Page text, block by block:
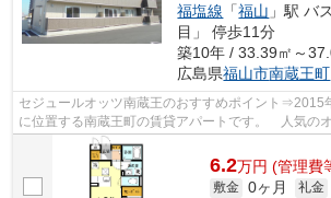
福塩線 「福山 」駅 バ
目」 停歩11分
築10年 / 33.39㎡～
広島県福山市南蔵王町
セジュールオッツ南蔵王のおすすめポイント
に位置する南蔵王町の賃貸アパートです。 人気の
小学校区は深津小学校です！ 徒歩約1...
6.2万円 (管理費
敷金 0ヶ月 礼金